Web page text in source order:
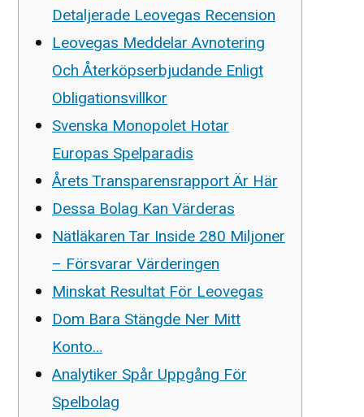
Detaljerade Leovegas Recension
Leovegas Meddelar Avnotering
Och Återköpserbjudande Enligt
Obligationsvillkor
Svenska Monopolet Hotar
Europas Spelparadis
Årets Transparensrapport Är Här
Dessa Bolag Kan Värderas
Nätläkaren Tar Inside 280 Miljoner
– Försvarar Värderingen
Minskat Resultat För Leovegas
Dom Bara Stängde Ner Mitt
Konto…
Analytiker Spår Uppgång För
Spelbolag